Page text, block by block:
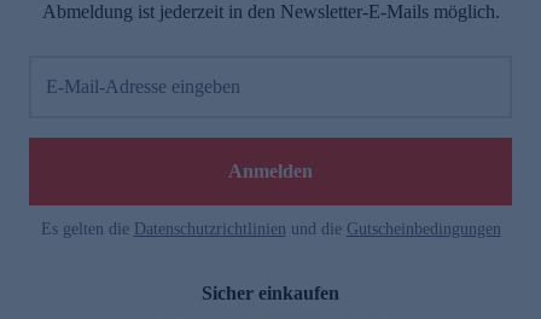
Abmeldung ist jederzeit in den Newsletter-E-Mails möglich.
E-Mail-Adresse eingeben
Anmelden
Es gelten die Datenschutzrichtlinien und die Gutscheinbedingungen
Sicher einkaufen